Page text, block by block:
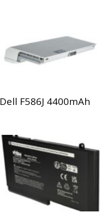
Dell F586J 4400mAh